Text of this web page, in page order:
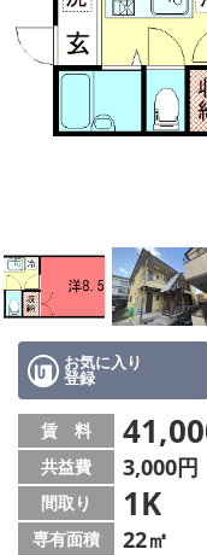
家族で住むならマン
一人暮らしの物件特
ペット相談OKの賃貸
ハウスメーカー施工
路線·駅から探す
IT重説について
スタッフ紹介
賃貸管理の北白川店
店舗情報·アクセス
お気に入り
登録
賃 料
共益費 3,000円
間取り 1K
専有面積 22㎡